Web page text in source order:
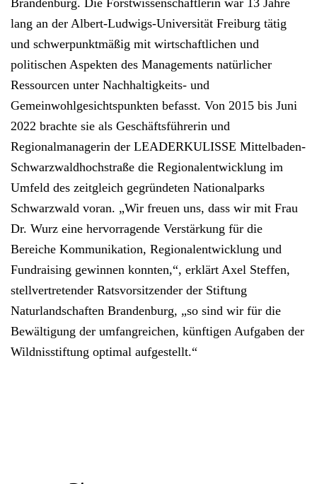
Brandenburg. Die Forstwissenschaftlerin war 13 Jahre
lang an der Albert-Ludwigs-Universität Freiburg tätig
und schwerpunktmäßig mit wirtschaftlichen und
politischen Aspekten des Managements natürlicher
Ressourcen unter Nachhaltigkeits- und
Gemeinwohlgesichtspunkten befasst. Von 2015 bis Juni
2022 brachte sie als Geschäftsführerin und
Regionalmanagerin der LEADERKULISSE Mittelbaden-
Schwarzwaldhochstraße die Regionalentwicklung im
Umfeld des zeitgleich gegründeten Nationalparks
Schwarzwald voran. „Wir freuen uns, dass wir mit Frau
Dr. Wurz eine hervorragende Verstärkung für die
Bereiche Kommunikation, Regionalentwicklung und
Fundraising gewinnen konnten,“, erklärt Axel Steffen,
stellvertretender Ratsvorsitzender der Stiftung
Naturlandschaften Brandenburg, „so sind wir für die
Bewältigung der umfangreichen, künftigen Aufgaben der
Wildnisstiftung optimal aufgestellt.“